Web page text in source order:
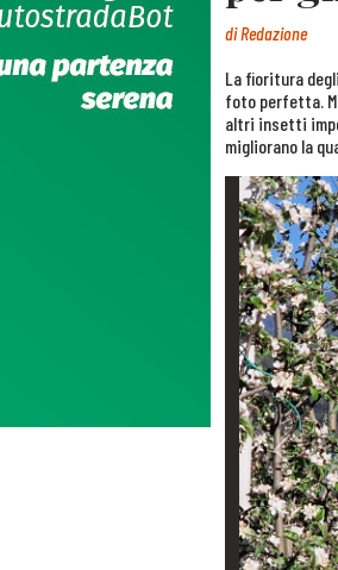
diRedazione
La fioritura
foto perfetta.
altri insetti
migliorano la